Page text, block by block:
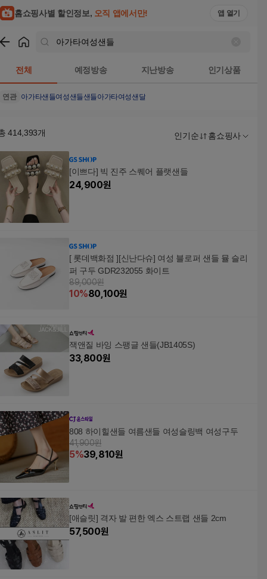
홈쇼핑사별 할인정보, 오직 앱에서만! 앱 열기
전체 예정방송 지난방송 인기상품
연관 아가타샌들여성샌들샌들아가타여성샌달
414,393개 인기순 홈쇼핑사
[이쁘다] 빅 진주 스퀘어 플랫샌들
24,900원
[ 롯데백화점 ][신난다슈] 여성 블로퍼 샌들 뮬 슬리
퍼 구두 GDR232055 화이트
89,000원
10%80,100원
잭앤질 바잉 스팽글 샌들(JB1405S)
33,800원
808 하이힐샌들 여름샌들 여성슬링백 여성구두
41,900원
5%39,810원
[애슬릿] 격자 발 편한 엑스 스트랩 샌들 2cm
57,500원